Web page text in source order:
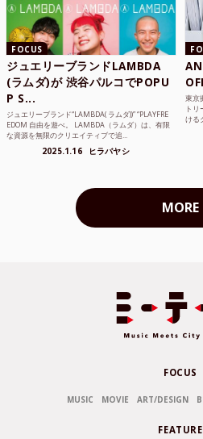
FOCUS
ジュエリーブランドLAMBDA
(ラムダ)が 渋谷パルコでPOPU
P S...
ジュエリーブランド“LAMBDA( ラムダ))” “PLAYFRE
EDOM 自由を遊べ。 LAMBDA（ラムダ）は、有限
な資源を無限のクリエイティブで追...
2025.1.16 ヒラバヤシ
東京
ト
ける
MORE
FOCUS
MUSIC MOVIE ART/DESIGN
FEATURE